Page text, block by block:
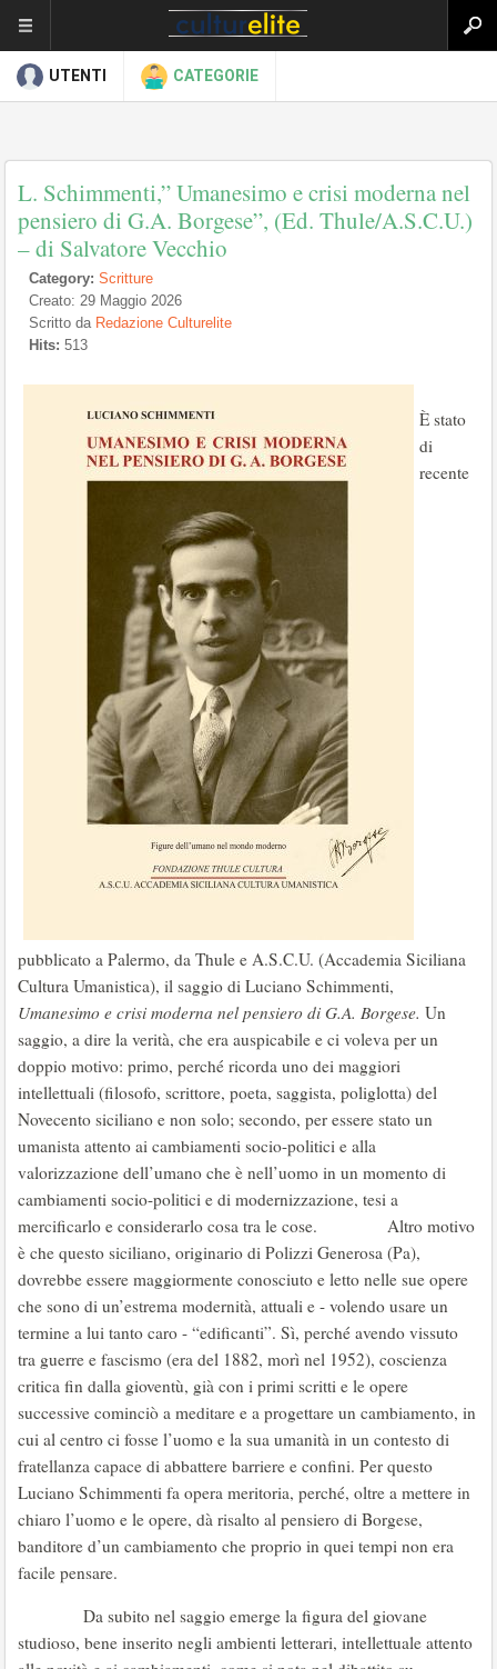
UTENTI CATEGORIE
L. Schimmenti,” Umanesimo e crisi moderna nel
pensiero di G.A. Borgese”, (Ed. Thule/A.S.C.U.)
– di Salvatore Vecchio
Category: Scritture
Creato: 29 Maggio 2026
Scritto da Redazione Culturelite
Hits: 513
È stato
di
recente
pubblicato a Palermo, da Thule e A.S.C.U. (Accademia Siciliana
Cultura Umanistica), il saggio di Luciano Schimmenti,
Umanesimo e crisi moderna nel pensiero di G.A. Borgese. Un
saggio, a dire la verità, che era auspicabile e ci voleva per un
doppio motivo: primo, perché ricorda uno dei maggiori
intellettuali (filosofo, scrittore, poeta, saggista, poliglotta) del
Novecento siciliano e non solo; secondo, per essere stato un
umanista attento ai cambiamenti socio-politici e alla
valorizzazione dell’umano che è nell’uomo in un momento di
cambiamenti socio-politici e di modernizzazione, tesi a
mercificarlo e considerarlo cosa tra le cose. Altro motivo
è che questo siciliano, originario di Polizzi Generosa (Pa),
dovrebbe essere maggiormente conosciuto e letto nelle sue opere
che sono di un’estrema modernità, attuali e - volendo usare un
termine a lui tanto caro - “edificanti”. Sì, perché avendo vissuto
tra guerre e fascismo (era del 1882, morì nel 1952), coscienza
critica fin dalla gioventù, già con i primi scritti e le opere
successive cominciò a meditare e a progettare un cambiamento, in
cui al centro ci fosse l’uomo e la sua umanità in un contesto di
fratellanza capace di abbattere barriere e confini. Per questo
Luciano Schimmenti fa opera meritoria, perché, oltre a mettere in
chiaro l’uomo e le opere, dà risalto al pensiero di Borgese,
banditore d’un cambiamento che proprio in quei tempi non era
facile pensare.
Da subito nel saggio emerge la figura del giovane
studioso, bene inserito negli ambienti letterari, intellettuale attento